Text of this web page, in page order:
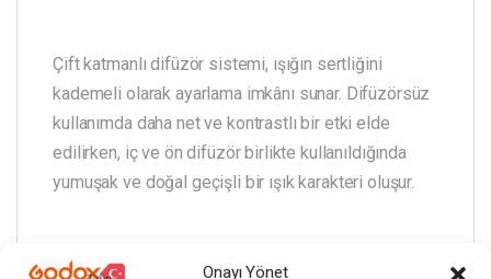
Onayı Yönet
Çift katmanlı difüzör sistemi, ışığın sertliğini
kademeli olarak ayarlama imkânı sunar. Difüzörsüz
kullanımda daha net ve kontrastlı bir etki elde
edilirken, iç ve ön difüzör birlikte kullanıldığında
yumuşak ve doğal geçişli bir ışık karakteri oluşur.